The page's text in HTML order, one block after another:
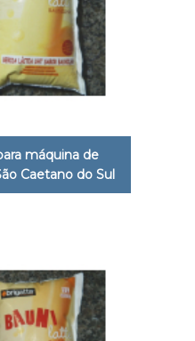
máquina de
Caetano do Sul